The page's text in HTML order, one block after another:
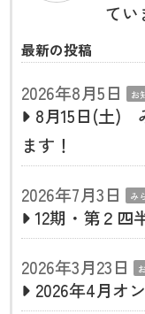
てい
最新の投稿
2026年8月5日 お
8月15日(土)
ます！
2026年7月3日
み
12期・第２四
2026年3月23日
2026年4月オ